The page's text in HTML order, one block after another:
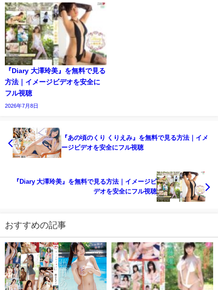
『Diary 大澤玲美』を無料で見る
方法｜イメージビデオを安全に
フル視聴
2026年7月8日
『あの頃のくり くりえみ』を無料で見る方法｜イメ
ージビデオを安全にフル視聴
『Diary 大澤玲美』を無料で見る方法｜イメージビ
デオを安全にフル視聴
おすすめの記事